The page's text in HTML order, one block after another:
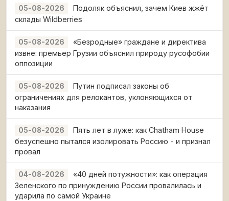
05-08-2026
Подоляк объяснил, зачем Киев жжёт
склады Wildberries
05-08-2026
«Безродные» граждане и директива
извне: премьер Грузии объяснил природу русофобии
оппозиции
05-08-2026
Путин подписал законы об
ограничениях для релокантов, уклоняющихся от
наказания
05-08-2026
Пять лет в луже: как Chatham House
безуспешно пытался изолировать Россию - и признал
провал
04-08-2026
«40 дней потужности»: как операция
Зеленского по принуждению России провалилась и
ударила по самой Украине